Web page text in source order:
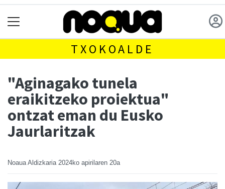
TXOKOALDE
"Aginagako tunela
eraikitzeko proiektua"
ontzat eman du Eusko
Jaurlaritzak
Noaua Aldizkaria 2024ko apirilaren 20a